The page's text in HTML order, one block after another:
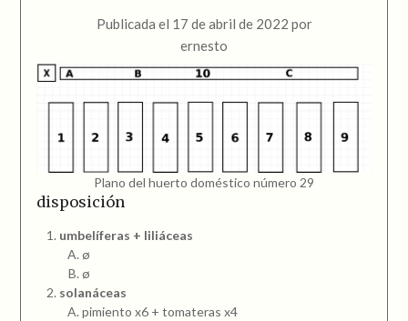
Publicada el 17 de abril de 2022 por
ernesto
Plano del huerto doméstico número 29
disposición
umbelíferas + liliáceas
ø
ø
solanáceas
pimiento x6 + tomateras x4